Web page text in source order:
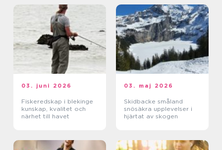
03. juni 2026
Fiskeredskap i blekinge
kunskap, kvalitet och
närhet till havet
03. maj 2026
Skidbacke småland
snösäkra upplevelser i
hjärtat av skogen